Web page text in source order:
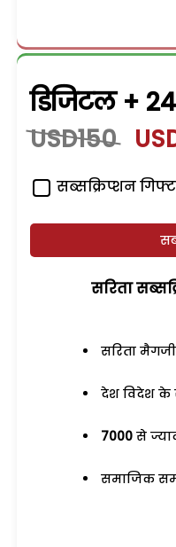
डिजिटल +
USD150
सब्सक्रिप्शन
सरिता
सरिता
देश विदेश के
7000 से
समाजिक